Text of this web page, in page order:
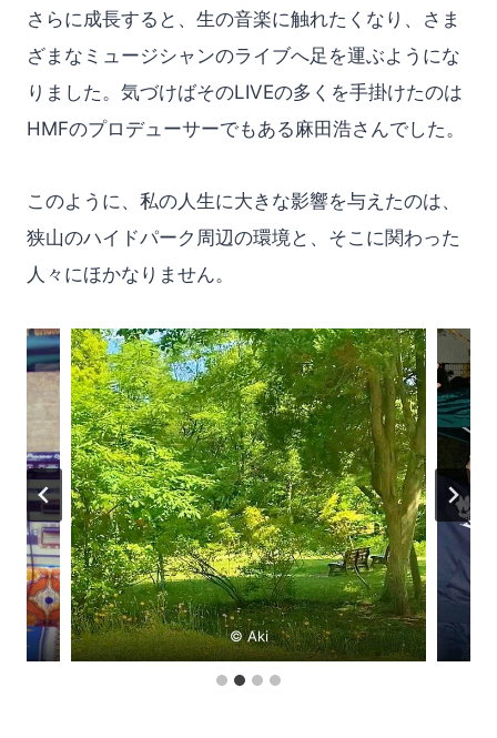
さらに成長すると、生の音楽に触れたくなり、さま
ざまなミュージシャンのライブへ足を運ぶようにな
りました。気づけばそのLIVEの多くを手掛けたのは
HMFのプロデューサーでもある麻田浩さんでした。
このように、私の人生に大きな影響を与えたのは、
狭山のハイドパーク周辺の環境と、そこに関わった
人々にほかなりません。
© Aki